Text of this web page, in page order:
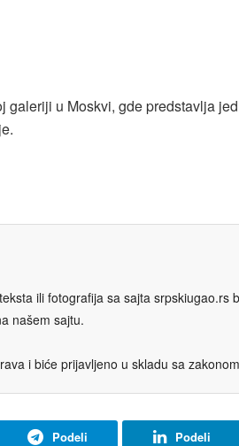
galeriji u Moskvi, gde predstavlja
ili fotografija sa sajta srpskiugao.rs
našem sajtu.
i biće prijavljeno u skladu sa
Podeli Podeli